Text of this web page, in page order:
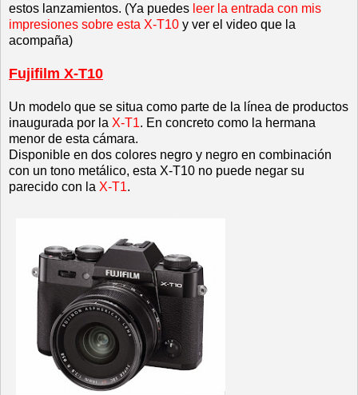
estos lanzamientos. (Ya puedes eer la entrada con mis
impresiones sobre esta X-T10 y ver el video que la
acompaña)
Fujifilm X-T10
Un modelo que se situa como parte de la línea de productos
inaugurada por la X-T1. En concreto como la hermana
menor de esta cámara.
Disponible en dos colores negro y negro en combinación
con un tono metálico, esta X-T10 no puede negar su
parecido con la X-T1.